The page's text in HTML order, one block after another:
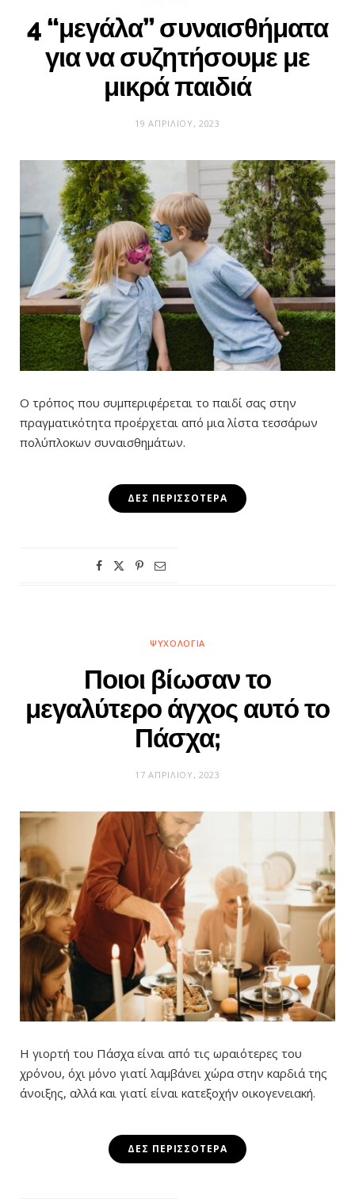
4 “μεγάλα” συναισθήματα
για να συζητήσουμε με
μικρά παιδιά
19 ΑΠΡΙΛΊΟΥ, 2023
Ο τρόπος που συμπεριφέρεται το παιδί σας στην
πραγματικότητα προέρχεται από μια λίστα τεσσάρων
πολύπλοκων συναισθημάτων.
ΔΕΣ ΠΕΡΙΣΣΌΤΕΡΑ
ΨΥΧΟΛΟΓΊΑ
Ποιοι βίωσαν το
μεγαλύτερο άγχος αυτό το
Πάσχα;
17 ΑΠΡΙΛΊΟΥ, 2023
Η γιορτή του Πάσχα είναι από τις ωραιότερες του
χρόνου, όχι μόνο γιατί λαμβάνει χώρα στην καρδιά της
άνοιξης, αλλά και γιατί είναι κατεξοχήν οικογενειακή.
ΔΕΣ ΠΕΡΙΣΣΌΤΕΡΑ